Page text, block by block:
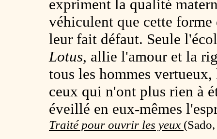
expriment la qualité
véhiculent que cette
leur fait défaut. Seule
Lotus, allie l'amour et la
tous les hommes
ceux qui n'ont plus rien à
éveillé en eux-mêmes
Traité pour ouvrir les yeux (